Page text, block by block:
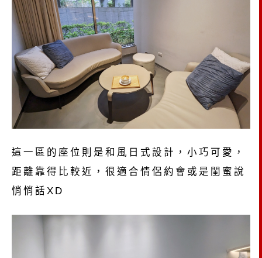
這一區的座位則是和風日式設計，小巧可愛，
距離靠得比較近，很適合情侶約會或是閨蜜說
悄悄話XD